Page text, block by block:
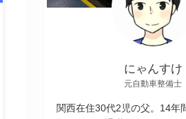
にゃんすけ
元自動車整備士
関西在住30代2児の父。14年